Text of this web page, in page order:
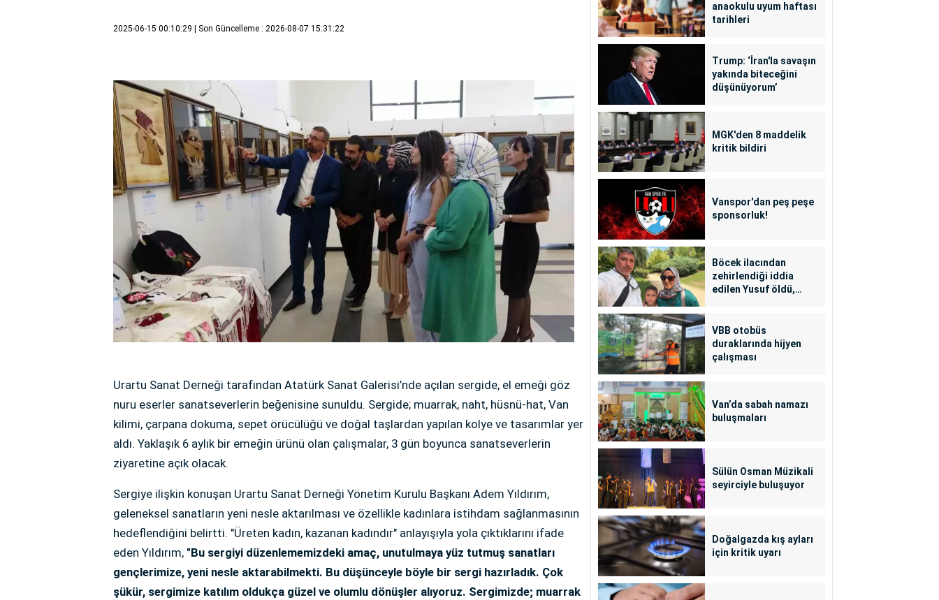
2025-06-15 00:10:29 | Son Güncelleme : 2026-08-07 15:31:22
Urartu Sanat Derneği tarafından Atatürk Sanat Galerisi’nde açılan sergide, el emeği göz
nuru eserler sanatseverlerin beğenisine sunuldu. Sergide; muarrak, naht, hüsnü-hat, Van
kilimi, çarpana dokuma, sepet örücülüğü ve doğal taşlardan yapılan kolye ve tasarımlar yer
aldı. Yaklaşık 6 aylık bir emeğin ürünü olan çalışmalar, 3 gün boyunca sanatseverlerin
ziyaretine açık olacak.
Sergiye ilişkin konuşan Urartu Sanat Derneği Yönetim Kurulu Başkanı Adem Yıldırım,
geleneksel sanatların yeni nesle aktarılması ve özellikle kadınlara istihdam sağlanmasının
hedeflendiğini belirtti. "Üreten kadın, kazanan kadındır" anlayışıyla yola çıktıklarını ifade
eden Yıldırım, "Bu sergiyi düzenlememizdeki amaç, unutulmaya yüz tutmuş sanatları
gençlerimize, yeni nesle aktarabilmekti. Bu düşünceyle böyle bir sergi hazırladık. Çok
şükür, sergimize katılım oldukça güzel ve olumlu dönüşler alıyoruz. Sergimizde; muarrak
anaokulu uyum haftası
tarihleri
Trump: ‘İran'la savaşın
yakında biteceğini
düşünüyorum’
MGK'den 8 maddelik
kritik bildiri
Vanspor'dan peş peşe
sponsorluk!
Böcek ilacından
zehirlendiği iddia
edilen Yusuf öldü,
VBB otobüs
duraklarında hijyen
çalışması
Van’da sabah namazı
buluşmaları
Sülün Osman Müzikali
seyirciyle buluşuyor
Doğalgazda kış ayları
için kritik uyarı